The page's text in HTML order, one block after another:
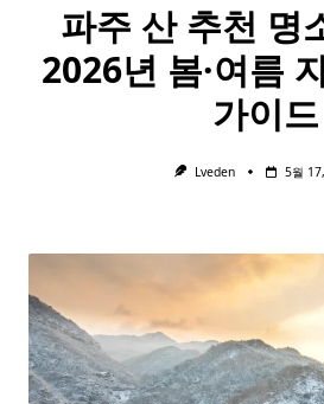
파주 산 추천 명
2026년 봄·여름
가이드
Lveden 5월